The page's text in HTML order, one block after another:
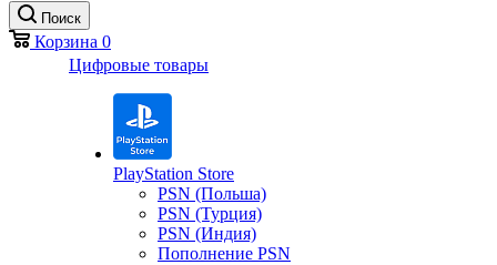
Поиск
Корзина 0
Цифровые товары
PlayStation Store
PSN (Польша)
PSN (Турция)
PSN (Индия)
Пополнение PSN